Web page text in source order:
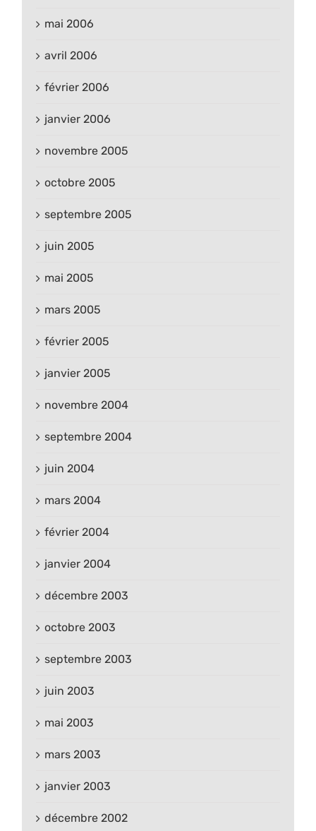
mai 2006
avril 2006
février 2006
janvier 2006
novembre 2005
octobre 2005
septembre 2005
juin 2005
mai 2005
mars 2005
février 2005
janvier 2005
novembre 2004
septembre 2004
juin 2004
mars 2004
février 2004
janvier 2004
décembre 2003
octobre 2003
septembre 2003
juin 2003
mai 2003
mars 2003
janvier 2003
décembre 2002